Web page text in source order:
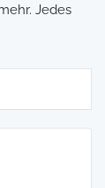
Jedes
können.
stellen die